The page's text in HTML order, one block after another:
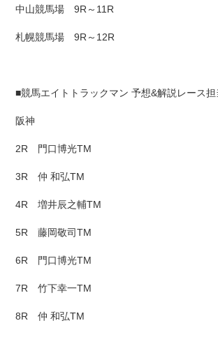
中山競馬場 9R～11R
札幌競馬場 9R～12R
■競馬エイトトラックマン 予想&解説レース担
阪神
2R 門口博光TM
3R 仲 和弘TM
4R 増井辰之輔TM
5R 藤岡敬司TM
6R 門口博光TM
7R 竹下幸一TM
8R 仲 和弘TM